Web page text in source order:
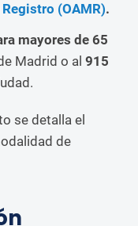
(OAMR).
mayores de 65
Madrid o al 915
se detalla el
de